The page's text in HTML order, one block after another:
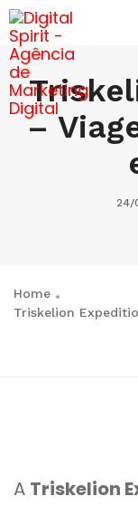
–
24/
Home
Triskelion
A Triskelion